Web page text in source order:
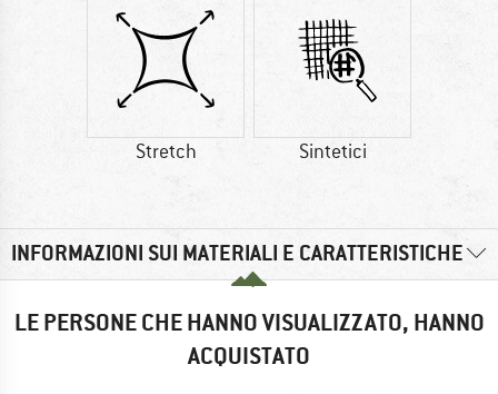
Stretch Sintetici
INFORMAZIONI SUI MATERIALI E CARATTERISTICHE
LE PERSONE CHE HANNO VISUALIZZATO, HANNO
ACQUISTATO